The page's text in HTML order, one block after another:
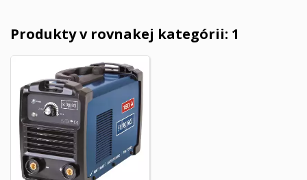
Produkty v rovnakej kategórii: 1